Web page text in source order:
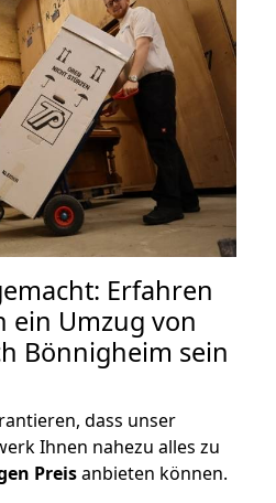
Erfahren
ein Umzug von
Bönnigheim sein
dass unser
Ihnen nahezu alles zu
Preisanbieten können.